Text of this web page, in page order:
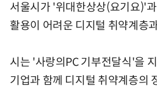
서울시가 '위대한상상(요기요)'
활용이 어려운 디지털 취약계층
시는 '사랑의PC 기부전달식'을
기업과 함께 디지털 취약계층의